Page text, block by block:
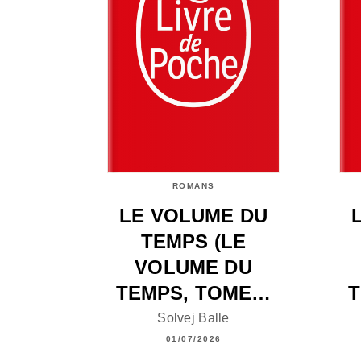
ROMANS
LE VOLUME DU
TEMPS (LE
VOLUME DU
TEMPS, TOME…
Solvej Balle
01/07/2026